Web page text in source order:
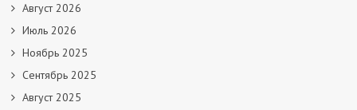
Август 2026
Июль 2026
Ноябрь 2025
Сентябрь 2025
Август 2025